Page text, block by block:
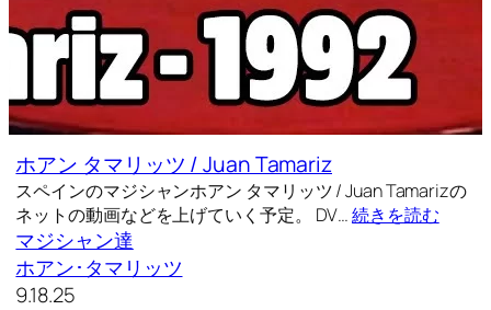
ホアン タマリッツ / Juan Tamariz
スペインのマジシャンホアン タマリッツ / Juan Tamarizの
ネットの動画などを上げていく予定。 DV…続きを読む
マジシャン達
ホアン･タマリッツ
9.18.25